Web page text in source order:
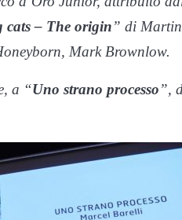
cats – The origin” di
Mark Brownlow.
a “Uno strano processo”,